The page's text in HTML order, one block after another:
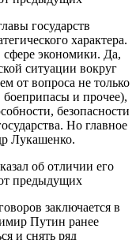
государств
характера.
экономики. Да,
ситуации вокруг
от вопроса не только
и прочее),
безопасности
Но главное
Лукашенко.
заключается в
Путин ранее
и снять ряд